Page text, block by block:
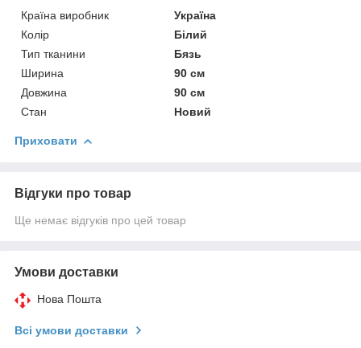
Країна виробник
Україна
Колір
Білий
Тип тканини
Бязь
Ширина
90 см
Довжина
90 см
Стан
Новий
Приховати
Відгуки про товар
Ще немає відгуків про цей товар
Умови доставки
Нова Пошта
Всі умови доставки